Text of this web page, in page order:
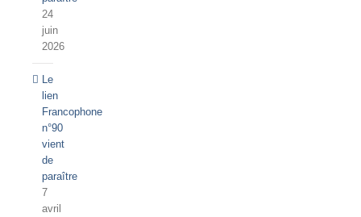
24
juin
2026
Le
lien
Francophone
n°90
vient
de
paraître
7
avril